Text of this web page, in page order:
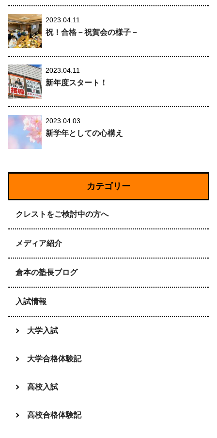
2023.04.11
祝！合格－祝賀会の様子－
2023.04.11
新年度スタート！
2023.04.03
新学年としての心構え
カテゴリー
クレストをご検討中の方へ
メディア紹介
倉本の塾長ブログ
入試情報
大学入試
大学合格体験記
高校入試
高校合格体験記